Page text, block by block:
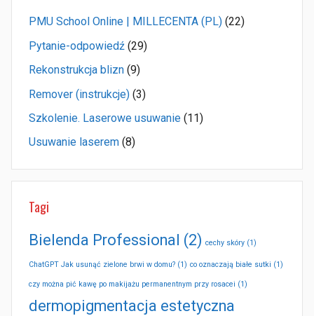
PMU School Online | MILLECENTA (PL) (22)
Pytanie-odpowiedź (29)
Rekonstrukcja blizn (9)
Remover (instrukcje) (3)
Szkolenie. Laserowe usuwanie (11)
Usuwanie laserem (8)
Tagi
Bielenda Professional (2) cechy skóry (1)
ChatGPT Jak usunąć zielone brwi w domu? (1) co oznaczają białe sutki (1)
czy można pić kawę po makijażu permanentnym przy rosacei (1)
dermopigmentacja estetyczna